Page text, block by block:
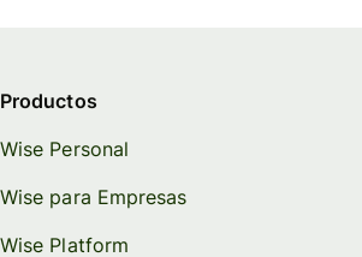
Productos
Wise Personal
Wise para Empresas
Wise Platform